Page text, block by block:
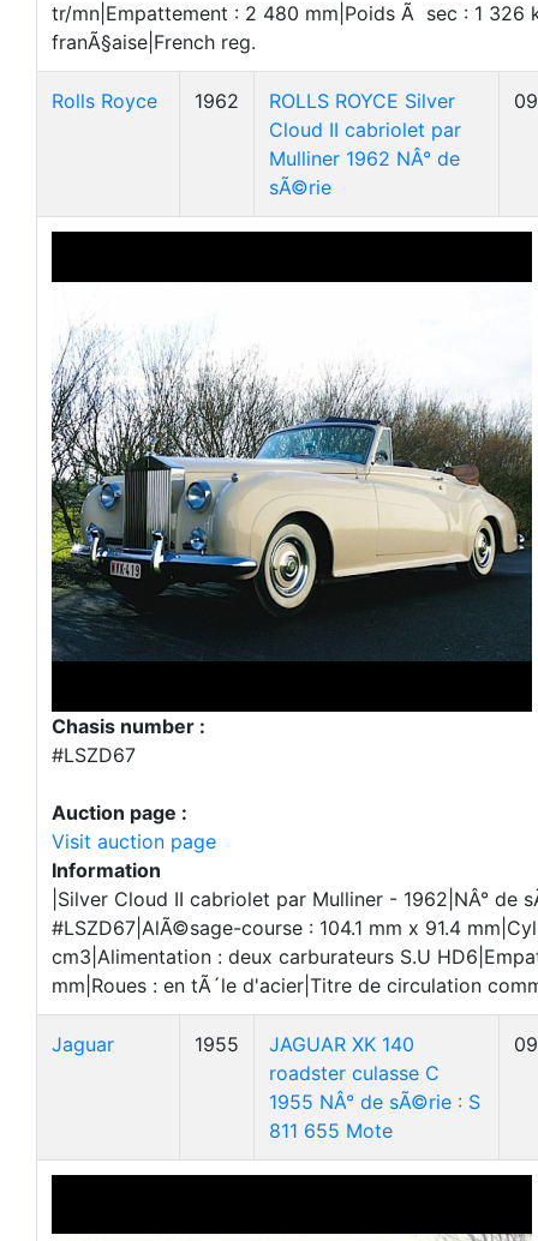
tr/mn|Empattement : 2 480 mm|Poids Ã sec : 1 326
franÃ§aise|French reg.
Rolls Royce 1962
ROLLS ROYCE Silver
Cloud II cabriolet par
Mulliner 1962 NÂ° de
sÃ©rie
Chasis number :
#LSZD67
Auction page :
Visit auction page
Information
|Silver Cloud II cabriolet par Mulliner - 1962|NÂ° de
#LSZD67|AlÃ©sage-course : 104.1 mm x 91.4
cm3|Alimentation : deux carburateurs S.U
mm|Roues : en tÃ´le d'acier|Titre de circulation
Jaguar 1955
JAGUAR XK 140
roadster culasse C
1955 NÂ° de sÃ©rie : S
811 655 Mote